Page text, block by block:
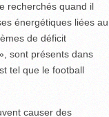
recherchés quand il
énergétiques liées au
de déficit
sont présents dans
tel que le football
causer des